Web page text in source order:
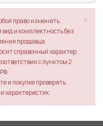
×
право изменять
и комплектность без
продавца.
справочный характер
с пунктом 2
и покупке проверять
характеристик.